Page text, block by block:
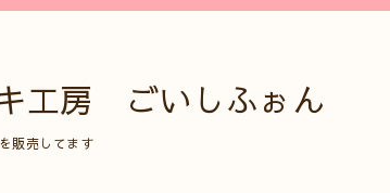
工房 ごいしふぉん
販売してます